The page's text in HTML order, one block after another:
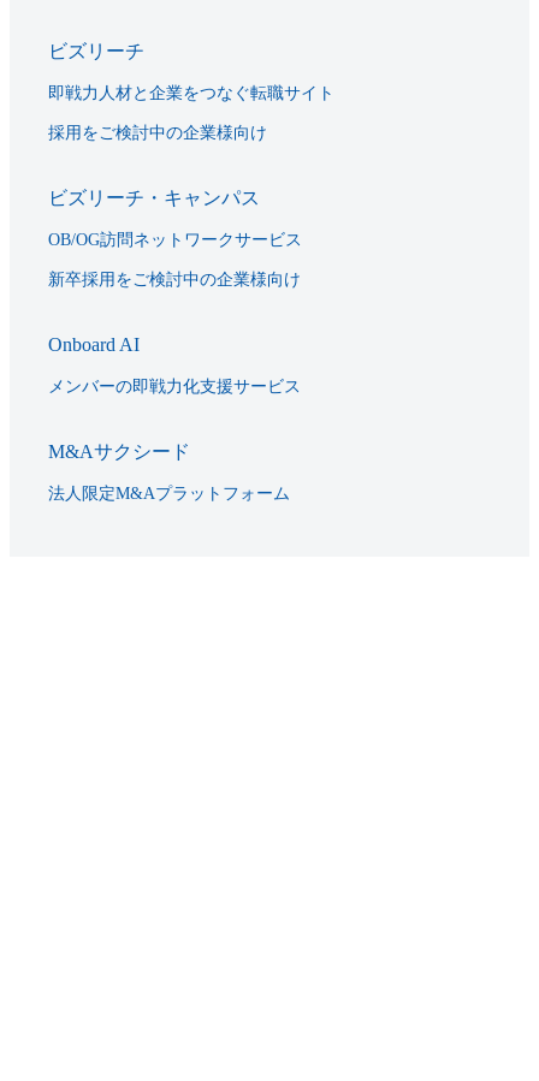
ビズリーチ
即戦力人材と企業をつなぐ転職サイト
採用をご検討中の企業様向け
ビズリーチ・キャンパス
OB/OG訪問ネットワークサービス
新卒採用をご検討中の企業様向け
Onboard AI
メンバーの即戦力化支援サービス
M&Aサクシード
法人限定M&Aプラットフォーム